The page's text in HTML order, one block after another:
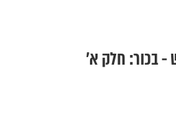
- בכור: חלק א’